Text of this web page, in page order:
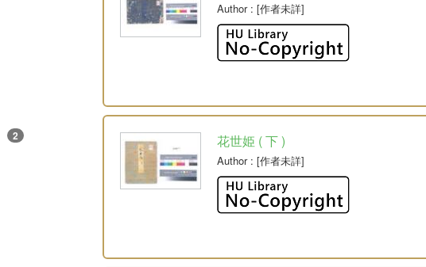
2
Author: [作者未詳]
花世姫 ( 下 )
Author: [作者未詳]